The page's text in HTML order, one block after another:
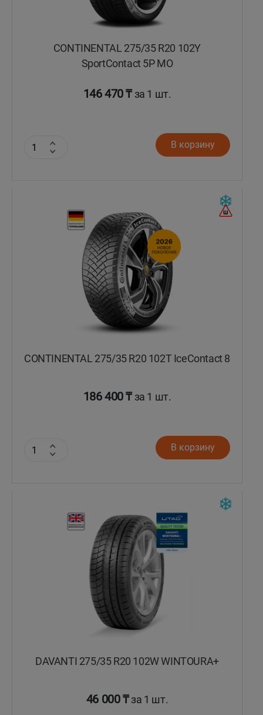
CONTINENTAL 275/35 R20 102Y
SportContact 5P MO
146 470 ₸ за 1 шт.
В корзину
CONTINENTAL 275/35 R20 102T IceContact 8
186 400 ₸ за 1 шт.
В корзину
DAVANTI 275/35 R20 102W WINTOURA+
46 000 ₸за 1 шт.